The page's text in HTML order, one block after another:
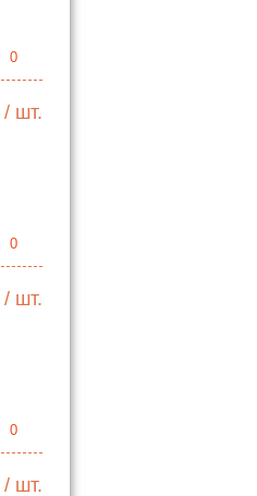
0
/ шт.
0
/ шт.
0
/ шт.